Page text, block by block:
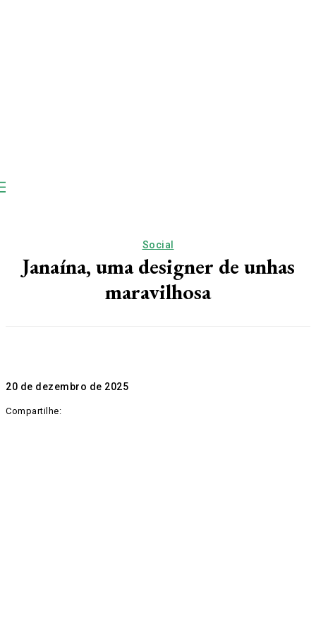
Social
Janaína, uma designer de unhas
maravilhosa
20 de dezembro de 2025
Compartilhe: